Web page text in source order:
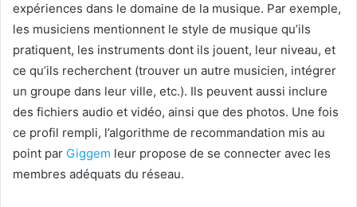
expériences dans le domaine de la musique. Par exemple,
les musiciens mentionnent le style de musique qu’ils
pratiquent, les instruments dont ils jouent, leur niveau, et
ce qu’ils recherchent (trouver un autre musicien, intégrer
un groupe dans leur ville, etc.). Ils peuvent aussi inclure
des fichiers audio et vidéo, ainsi que des photos. Une fois
ce profil rempli, l’algorithme de recommandation mis au
point par Giggem leur propose de se connecter avec les
membres adéquats du réseau.